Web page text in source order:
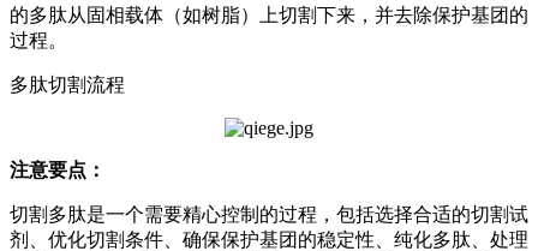
的多肽从固相载体（如树脂）上切割下来，并去除保护基团的
过程。
多肽切割流程
注意要点：
切割多肽是一个需要精心控制的过程，包括选择合适的切割试
剂、优化切割条件、确保保护基团的稳定性、纯化多肽、处理